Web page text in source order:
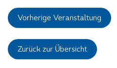
Vorherige Veranstaltung
Zurück zur Übersicht